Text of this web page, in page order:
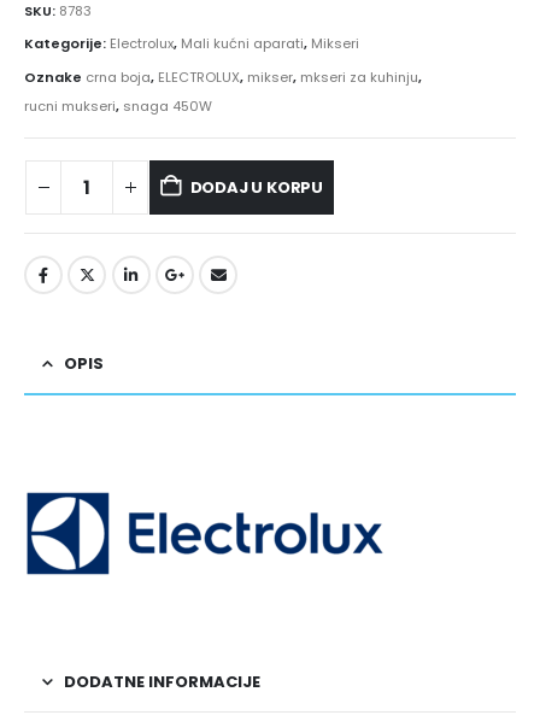
SKU: 8783
Kategorije: Electrolux, Mali kućni aparati, Mikseri
Oznake crna boja, ELECTROLUX, mikser, mkseri za kuhinju,
rucni mukseri, snaga 450W
DODAJ U KORPU
OPIS
DODATNE INFORMACIJE